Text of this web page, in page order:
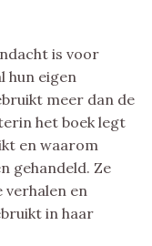
is voor
hun eigen
meer dan de
het boek legt
en waarom
gehandeld. Ze
verhalen en
in haar